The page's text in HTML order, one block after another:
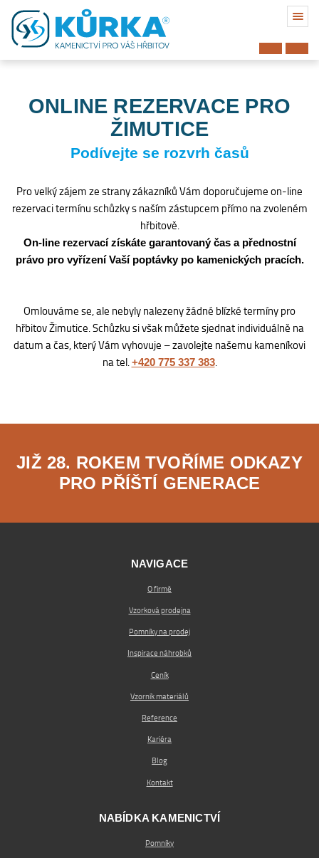
ONLINE REZERVACE PRO
ŽIMUTICE
Podívejte se rozvrh časů
Pro velký zájem ze strany zákazníků Vám doporučujeme on-line
rezervaci termínu schůzky s naším zástupcem přímo na zvoleném
hřbitově.
On-line rezervací získáte garantovaný čas a přednostní
právo pro vyřízení Vaší poptávky po kamenických pracích.
Omlouváme se, ale nebyly nalezeny žádné blízké termíny pro
hřbitov Žimutice. Schůzku si však můžete sjednat individuálně na
datum a čas, který Vám vyhovuje – zavolejte našemu kameníkovi
na tel.+420 775 337 383.
JIŽ 28. ROKEM TVOŘÍME ODKAZY
PRO PŘÍŠTÍ GENERACE
NAVIGACE
O firmě
Vzorková prodejna
Pomníky na prodej
Inspirace náhrobků
Ceník
Vzorník materiálů
Reference
Kariéra
Blog
Kontakt
NABÍDKA KAMENICTVÍ
Pomníky